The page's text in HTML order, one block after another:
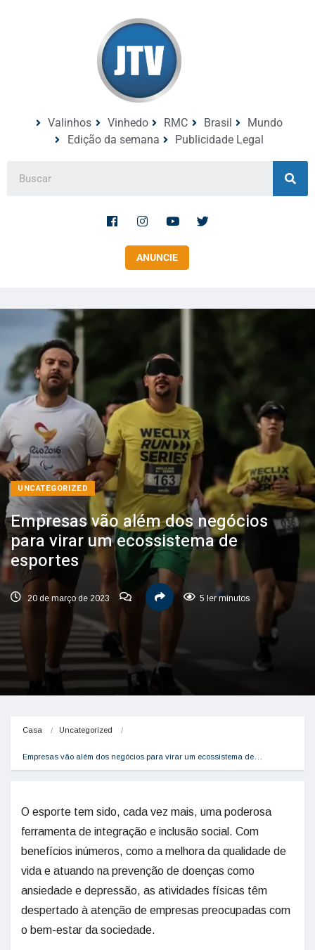
Valinhos Vinhedo RMC Brasil
Mundo
Edição da semana
Publicidade Legal
ANUNCIE
UNCATEGORIZED
Empresas vão além dos negócios
para virar um ecossistema de
esportes
20 de março de 2023 5 ler minutos
Casa Uncategorized
Empresas vão além dos negócios para virar um ecossistema de…
O esporte tem sido, cada vez mais, uma poderosa
ferramenta de integração e inclusão social. Com
benefícios inúmeros, como a melhora da qualidade de
vida e atuando na prevenção de doenças como
ansiedade e depressão, as atividades físicas têm
despertado à atenção de empresas preocupadas com
o bem-estar da sociedade.